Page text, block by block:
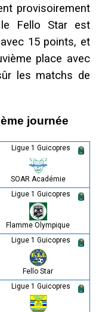
provisoirement
Fello Star est
15 points, et
place avec
les matchs de
journée
Ligue 1 Guicopres
SOAR Académie
Ligue 1 Guicopres
Flamme Olympique
Ligue 1 Guicopres
Fello Star
Ligue 1 Guicopres